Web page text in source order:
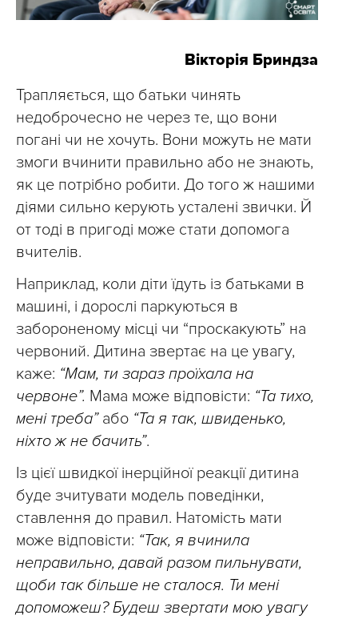
Вікторія Бриндза
Трапляється, що батьки чинять
недоброчесно не через те, що вони
погані чи не хочуть. Вони можуть не мати
змоги вчинити правильно або не знають,
як це потрібно робити. До того ж нашими
діями сильно керують усталені звички. Й
от тоді в пригоді може стати допомога
вчителів.
Наприклад, коли діти їдуть із батьками в
машині, і дорослі паркуються в
забороненому місці чи “проскакують” на
червоний. Дитина звертає на це увагу,
каже: “Мам, ти зараз проїхала на
червоне”. Мама може відповісти: “Та тихо,
мені треба”або “Та я так, швиденько,
ніхто ж не бачить”.
Із цієї швидкої інерційної реакції дитина
буде зчитувати модель поведінки,
ставлення до правил. Натомість мати
може відповісти: “Так, я вчинила
неправильно, давай разом пильнувати,
щоби так більше не сталося. Ти мені
допоможеш? Будеш звертати мою увагу